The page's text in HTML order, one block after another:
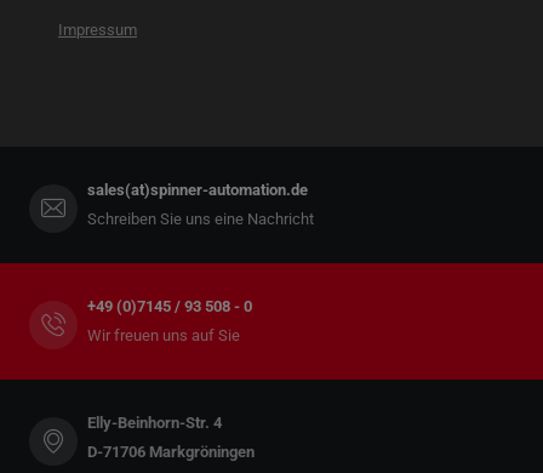
Impressum
sales(at)spinner-automation.de
Schreiben Sie uns eine Nachricht
+49 (0)7145 / 93 508 - 0
Wir freuen uns auf Sie
Elly-Beinhorn-Str. 4
D-71706 Markgröningen